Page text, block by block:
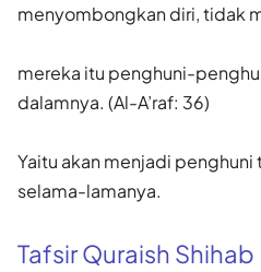
menyombongkan diri, tidak
mereka itu penghuni-
dalamnya. (Al-A’raf: 36)
Yaitu akan menjadi
selama-lamanya.
Tafsir Quraish Shihab